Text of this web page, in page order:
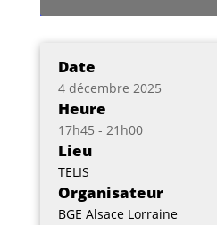
Date
4 décembre 2025
Heure
17h45 - 21h00
Lieu
TELIS
Organisateur
BGE Alsace Lorraine